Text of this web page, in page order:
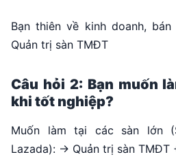
Bạn thiên về kinh doanh,
Quản trị sàn TMĐT
Câu hỏi 2: Bạn muốn
khi tốt nghiệp?
Muốn làm tại các sàn lớn
Lazada): → Quản trị sàn TMĐT